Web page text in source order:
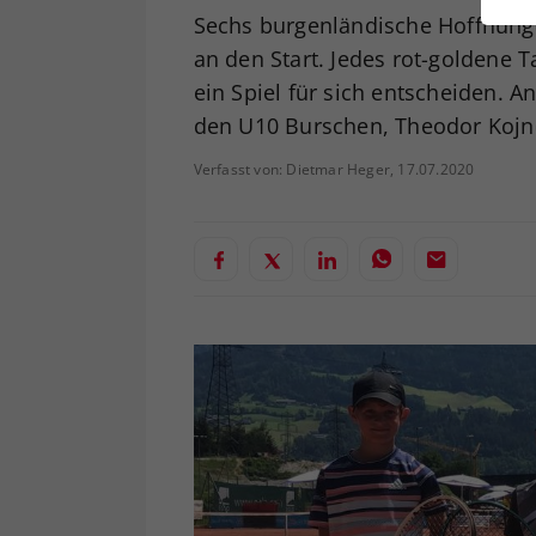
Sechs burgenländische
an den Start. Jedes rot-goldene
ein Spiel für sich entscheiden.
den U10 Burschen, Theodor
Verfasst von: Dietmar Heger, 17.07.2020